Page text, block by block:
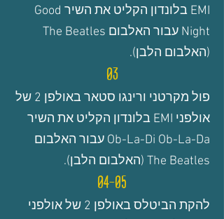
EMI בלונדון הקליט את השיר Good
Night עבור האלבום The Beatles
(האלבום הלבן).
03
פול מקרטני ורינגו סטאר
באולפן 2 של
אולפני EMI בלונדון הקליט את השיר
Ob-La-Di Ob-La-Da עבור האלבום
The Beatles (האלבום הלבן).
04-05
להקת הביטלס באולפן 2 של אולפני